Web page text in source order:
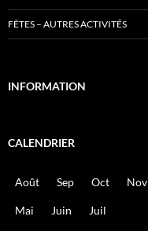
FÊTES – AUTRES ACTIVITÉS
INFORMATION
CALENDRIER
Août Sep Oct Nov
Mai Juin Juil